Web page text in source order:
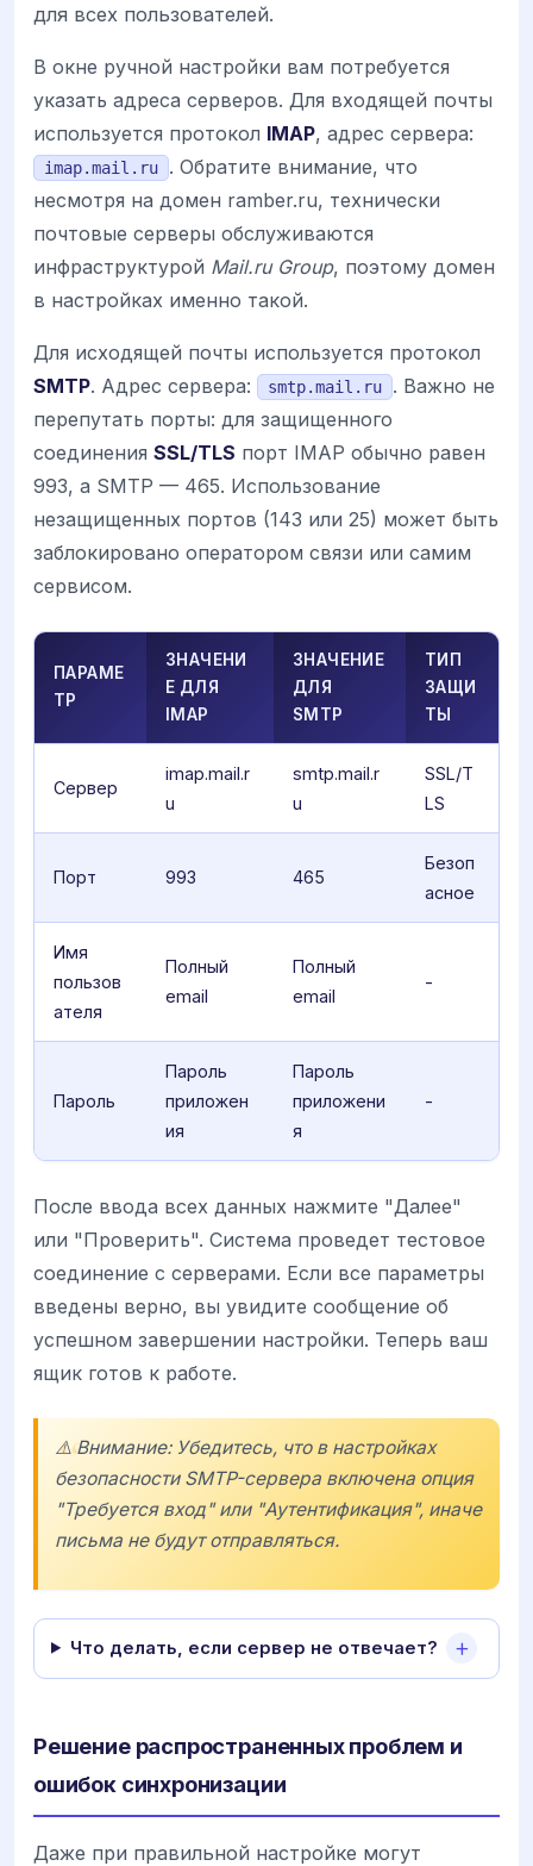
для всех пользователей.
В окне ручной настройки вам потребуется
указать адреса серверов. Для входящей почты
используется протокол IMAP, адрес сервера:
imap.mail.ru
. Обратите внимание, что
несмотря на домен ramber.ru, технически
почтовые серверы обслуживаются
инфраструктурой Mail.ru Group, поэтому домен
в настройках именно такой.
Для исходящей почты используется протокол
SMTP. Адрес сервера: smtp.mail.ru
. Важно не
перепутать порты: для защищенного
соединения SSL/TLS порт IMAP обычно равен
993, а SMTP — 465. Использование
незащищенных портов (143 или 25) может быть
заблокировано оператором связи или самим
сервисом.
ПАРАМЕ
ТР
ЗНАЧЕНИ
Е ДЛЯ
IMAP
ЗНАЧЕНИЕ
ДЛЯ
SMTP
ТИП
ЗАЩИ
ТЫ
Сервер
imap.mail.r
u
smtp.mail.r
u
SSL/T
LS
Порт 993 465
Безоп
асное
Имя
пользов
ателя
Полный
email
Полный
email
-
Пароль
Пароль
приложен
ия
Пароль
приложени
я
-
После ввода всех данных нажмите "Далее"
или "Проверить". Система проведет тестовое
соединение с серверами. Если все параметры
введены верно, вы увидите сообщение об
успешном завершении настройки. Теперь ваш
ящик готов к работе.
⚠️ Внимание: Убедитесь, что в настройках
безопасности SMTP-сервера включена опция
"Требуется вход" или "Аутентификация", иначе
письма не будут отправляться.
Что делать, если сервер не отвечает?
Решение распространенных проблем и
ошибок синхронизации
Даже при правильной настройке могут